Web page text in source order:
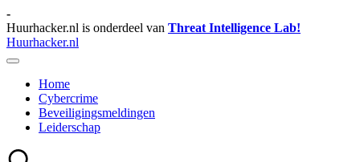
Ga
naar
de
inhoud
-
Huurhacker.nl is onderdeel van Threat Intelligence Lab!
Huurhacker.nl
Tips
WeetjesHome
Cybercrime
Beveiligingsmeldingen
Leiderschap